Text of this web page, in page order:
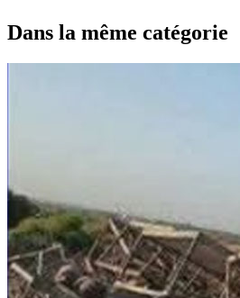
Dans la même catégorie